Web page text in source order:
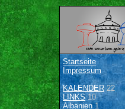
Startseite
Impressum
KALENDER22
LINKS10
Albanien1